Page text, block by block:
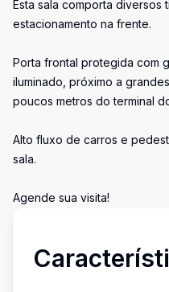
Esta sala comporta diversos
estacionamento na frente.
Porta frontal protegida com
iluminado, próximo a
poucos metros do terminal
Alto fluxo de carros e
sala.
Agende sua visita!